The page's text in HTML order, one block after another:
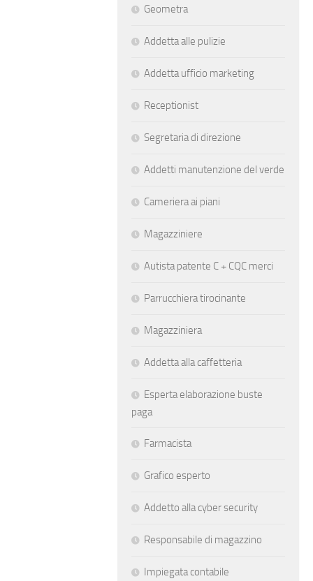
Geometra
Addetta alle pulizie
Addetta ufficio marketing
Receptionist
Segretaria di direzione
Addetti manutenzione del verde
Cameriera ai piani
Magazziniere
Autista patente C + CQC merci
Parrucchiera tirocinante
Magazziniera
Addetta alla caffetteria
Esperta elaborazione buste
paga
Farmacista
Grafico esperto
Addetto alla cyber security
Responsabile di magazzino
Impiegata contabile